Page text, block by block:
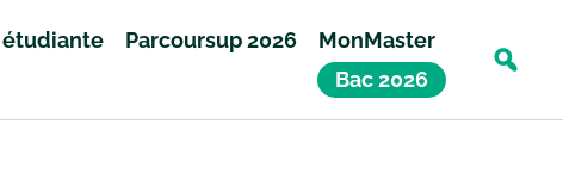
étudiante Parcoursup 2026
MonMaster
Bac 2026